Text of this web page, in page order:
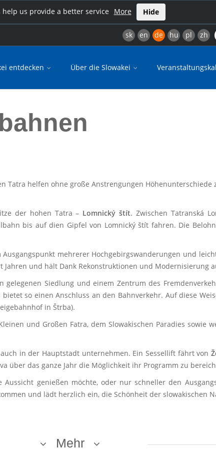
help us provide a better service More Hide
sk en de hu pl zh
entdecken Über die Slowakei
Tatra helfen ohne große Anstrengungen
der hohen Tatra – Lomnický štít. Zwischen Tatranská
bis auf dien Gipfel von Lomnický štít fahren. Die
Ausgangspunkt mehrerer Hochgebirgswanderungen und
und hält Dank Rekonstruktionen und Modernisierung
gelegenen Siedlung und einem Zentrum des
so einen Anschluss an den Bahnverkehr. Auf diese
in Štrba).
und Großen Fatra, dem Slowakischen Paradies sowie
in der Hauptstadt unternehmen. Ein Sessellift fährt von
über das ganze Jahr die Möglichkeit ihr Programm zu
genießen möchte, oder nur schneller den
und lädt herzlich ein, die Schönheit der slowakischen
Mehr